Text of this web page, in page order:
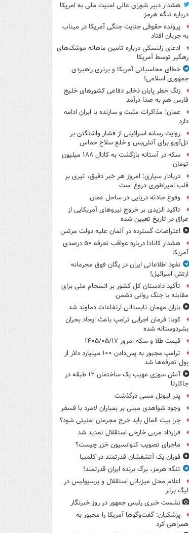
هشدار دبیر شورای عالی امنیت ملی به امریکا
درباره تنگه هرمز
پرونده حقوقی جنایت جنگی آمریکا در میناب
به جریان افتاد
ادعای زلنسکی درباره تامین ماهانه موشک‌های
رهگیر توسط آمریکا
خطای محاسباتی آمریکا و برتری راهبردی
جمهوری اسلامی!
زنگ خطر پایان ذخایر دفاعی کشورهای خلیج
فارس هم به صدا درآمد
عمان: مذاکرات مثبت و سازنده با ایران ادامه
دارد
روایت رسانه اسرائیلی از فشار واشنگتن بر
تل‌آویو برای آتش‌بس و خلع سلاح حماس
سکه در آستانه بازگشت به کانال ۱۸۸ میلیون
تومان
دریادار سیاری: امروز هر خبر دقیق، تیری بر
قلب امپراطوری دروغ است
وقوع حادثه دریایی در ساحل عمان
تاکید الزیدی بر خروج نیروهای آمریکایی از
عراق در تاریخ تعیین شده
اعتراضات گسترده در آلمان علیه دولت مرتس
هشدار کانادا درباره عواقب تعرفه ۵۰ درصدی
آمریکا
نفوذ اطلاعاتی ایران در یگان فوق محرمانه
ارتش اسرائیل!
تأکید دادستان کل کشور بر انسجام ملی برای
مقابله با جنگ روانی دشمن
باران مهمان تابستانی ارتفاعات دماوند شد
کوبا: فرمان اجرایی ترامپ باعث ایجاد بحران
بشردوستانه شده
قیمت طلا و سکه امروز ۱۴۰۵/۰۵/۱۷
ترامپ مجبور به پس‌دادن ۱۰۰ میلیارد دلار از
پول تعرفه‌ها شد
آتش سوزی مهیب یک ساختمان ۱۲ طبقه در
جاکارتا
پدر لیونل مسی درگذشت
وجود شواهدی مبنی بر بمباران لامرد با فسفر
چرا بیت المال باید خرج مجرمان امنیتی شود؟
قرارداد مربی خارجی استقلال تمدید شد
ماجرای تصویب کنوانسیون خزر چیست؟
فوران یک آتشفشان قدرتمند در کلمبیا
تنگه هرمز، برگ برنده ایران قدرتمند!
اعلام محل میزبانی استقلال و پرسپولیس در
لیگ برتر
نشست خبری رئیس جمهور در روز خبرنگار
پزشکیان: گفت‌وگوها آمریکا را مجبور به
همراهی کرد